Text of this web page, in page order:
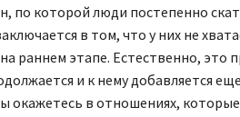
по которой люди постепенно
в том, что у них не
раннем этапе. Естественно, это
и к нему добавляется
окажетесь в отношениях,